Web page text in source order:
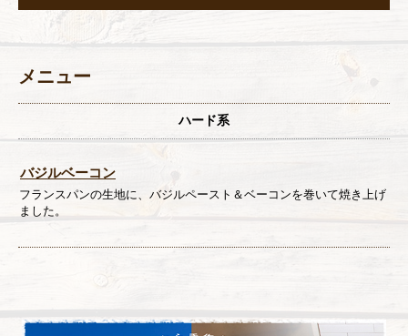
メニュー
ハード系
バジルベーコン
フランスパンの生地に、バジルペースト＆ベーコンを巻いて焼き上げ
ました。